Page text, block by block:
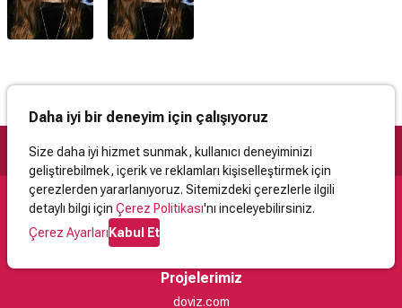
Daha iyi bir deneyim için çalışıyoruz
Size daha iyi hizmet sunmak, kullanıcı deneyiminizi
geliştirebilmek, içerik ve reklamları kişiselleştirmek için
çerezlerden yararlanıyoruz. Sitemizdeki çerezlerle ilgili
detaylı bilgi için Çerez Politikası'nı inceleyebilirsiniz.
Çerez AyarlarıKabul Et
Destek
İletişimYardımKullanıcı Sözleşmesi
Projelerimiz
doviz.com